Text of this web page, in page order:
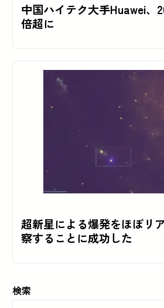
中国ハイテク大手Huawei、
倍超に
超新星による爆発をほぼリ
察することに成功した
検索